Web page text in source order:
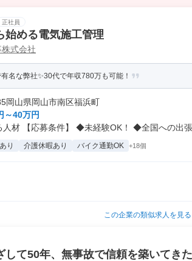
正社員
始める電気施工管理
式会社
名な弊社✨30代で年収780万も可能！
岡山県岡山市南区福浜町
～40万円
人材 【応募条件】 ◆未経験OK！ ◆全国への出張
り 介護休暇あり バイク通勤OK +18個
この企業の類似求人を見る
して50年、無事故で信頼を築いてき